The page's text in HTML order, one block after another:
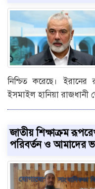
নিশ্চিত করেছে। ইরানের
ইসমাইল হানিয়া রাজধানী
জাতীয় শিক্ষাক্রম
পরিবর্তন ও আমাদের